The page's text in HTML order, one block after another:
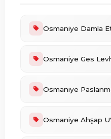
Osmaniye Damla
Osmaniye Ges
Osmaniye
Osmaniye Ahşap